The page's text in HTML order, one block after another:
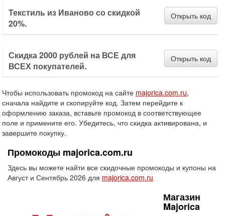
Текстиль из Иваново со скидкой
20%.
Открыть код
Скидка 2000 рублей на ВСЕ для
ВСЕХ покупателей.
Открыть код
Чтобы использовать промокод на сайте majorica.com.ru,
сначала найдите и скопируйте код. Затем перейдите к
оформлению заказа, вставьте промокод в соответствующее
поле и примените его. Убедитесь, что скидка активирована, и
завершите покупку.
Промокоды majorica.com.ru
Здесь вы можете найти все скидочные промокоды и купоны на
Август и Сентябрь 2026 для majorica.com.ru
Магазин
Majorica